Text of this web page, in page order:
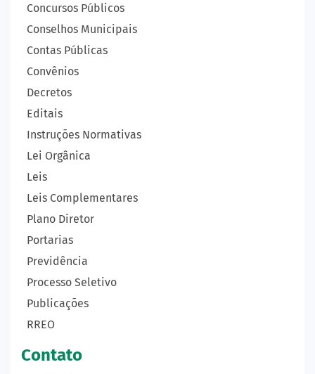
Concursos Públicos
Conselhos Municipais
Contas Públicas
Convênios
Decretos
Editais
Instruções Normativas
Lei Orgânica
Leis
Leis Complementares
Plano Diretor
Portarias
Previdência
Processo Seletivo
Publicações
RREO
Contato